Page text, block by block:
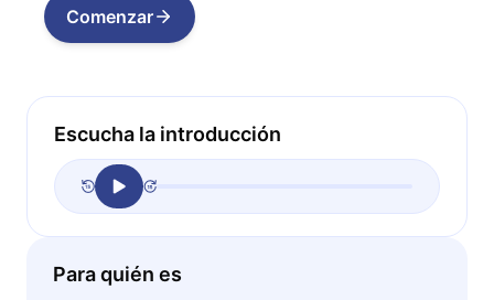
Comenzar
Escucha la introducción
Para quién es